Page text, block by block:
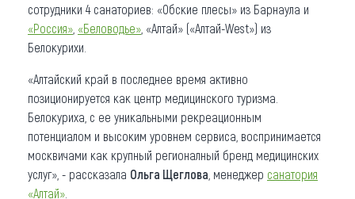
сотрудники 4 санаториев: «Обские плесы» из Барнаула и
«Россия» «Беловодье» , «Алтай» («Алтай-West») из
Белокурихи.
«Алтайский край в последнее время активно
позиционируется как центр медицинского туризма.
Белокуриха, с ее уникальными рекреационным
потенциалом и высоким уровнем сервиса, воспринимается
москвичами как крупный регионалный бренд медицинских
услуг», - рассказала Ольга Щеглова , менеджер санатория
«Алтай»